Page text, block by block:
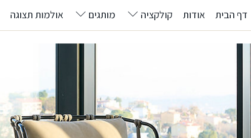
דף הבית אודות קולקציה מותגים אולמות תצוגה